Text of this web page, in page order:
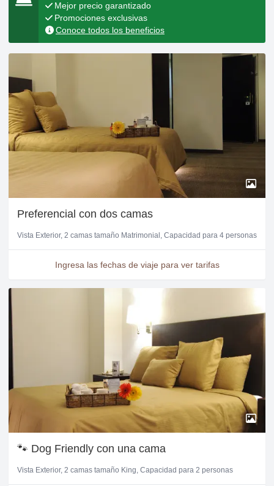
Mejor precio garantizado
Promociones exclusivas
Conoce todos los beneficios
Preferencial con dos camas
Vista Exterior 2 camas tamaño Matrimonial Capacidad para 4 personas
Ingresa las fechas de viaje para ver tarifas
🐾 Dog Friendly con una cama
Vista Exterior 2 camas tamaño King Capacidad para 2 personas